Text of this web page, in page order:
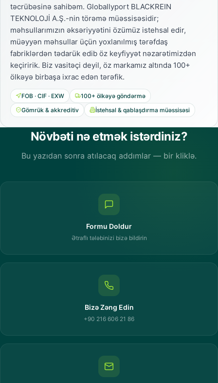
təcrübəsinə sahibəm. Globallyport BLACKREIN
TEKNOLOJİ A.Ş.-nin törəmə müəssisəsidir;
məhsullarımızın əksəriyyətini özümüz istehsal edir,
müəyyən məhsullar üçün yoxlanılmış tərəfdaş
fabriklərdən tədarük edib öz keyfiyyət nəzarətimizdən
keçiririk. Biz vasitəçi deyil, öz markamız altında 100+
ölkəyə birbaşa ixrac edən tərəfik.
FOB · CIF · EXW
100+ ölkəyə göndərmə
Gömrük & akkreditiv
İstehsal & qablaşdırma müəssisəsi
Növbəti nə etmək istərdiniz?
Bu yazıdan sonra atılacaq addımlar — bir kliklə.
Formu Doldur
Ətraflı tələbinizi bizə bildirin
Bizə Zəng Edin
+90 216 606 21 86